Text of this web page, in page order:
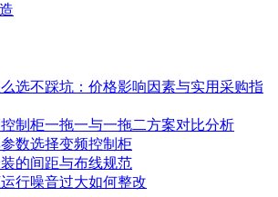
选不踩坑：价格影响因素与实用采购指
制柜一拖一与一拖二方案对比分析
数选择变频控制柜
的间距与布线规范
行噪音过大如何整改